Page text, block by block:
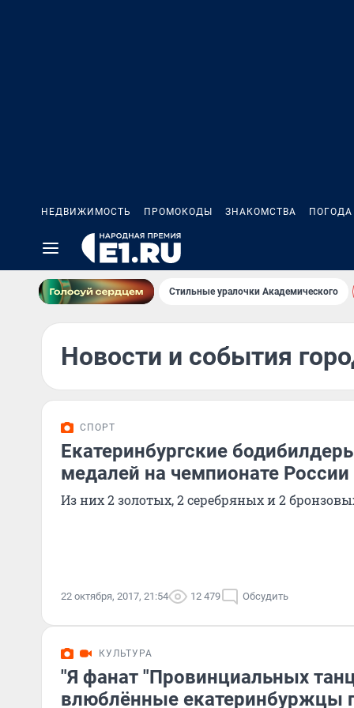
НЕДВИЖИМОСТЬ ПРОМОКОДЫ ЗНАКОМСТВА ПОГОДА
Стильные уралочки Академического
Новости и события
СПОРТ
Екатеринбургские
медалей на чемпионате России
Из них 2 золотых, 2 серебряных и 2
22 октября, 2017, 21:54 12 479 Обсудить
КУЛЬТУРА
"Я фанат "Провинциальных
влюблённые екатеринбуржцы